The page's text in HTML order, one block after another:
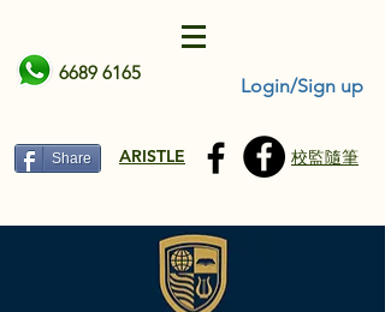
6689 6165
Login/Sign up
Share ARISTLE 校監隨筆